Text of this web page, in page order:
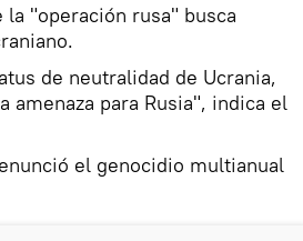
"operación rusa" busca
de neutralidad de Ucrania,
amenaza para Rusia", indica el
el genocidio multianual